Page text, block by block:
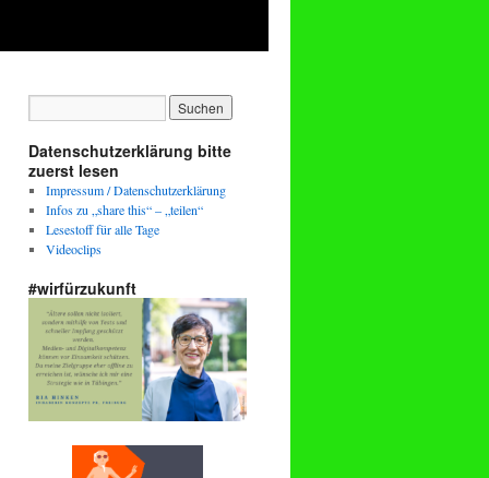
Datenschutzerklärung bitte
zuerst lesen
Impressum / Datenschutzerklärung
Infos zu „share this“ – „teilen“
Lesestoff für alle Tage
Videoclips
#wirfürzukunft